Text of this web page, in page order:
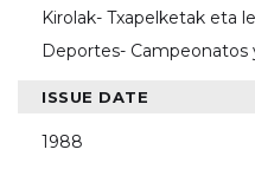
Kirolak- Txapelketak eta
Deportes-
ISSUE DATE
1988